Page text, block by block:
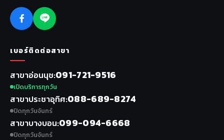
เบอร์ติดต่อสาขา
สาขาอ่อนนุช 091-721-9516
เปิดบริการทุกวัน
สาขาประชาอุทิศ 088-689-8274
ปิดทุกวันจันทร์
สาขาบางบอน 099-094-6668
ปิดทุกวันจันทร์